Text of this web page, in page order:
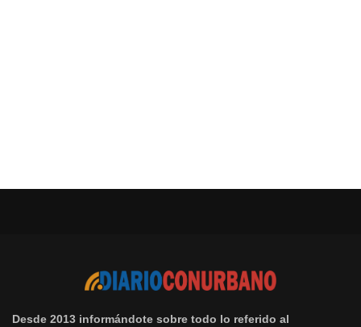
Desde 2013 informándote sobre todo lo referido al